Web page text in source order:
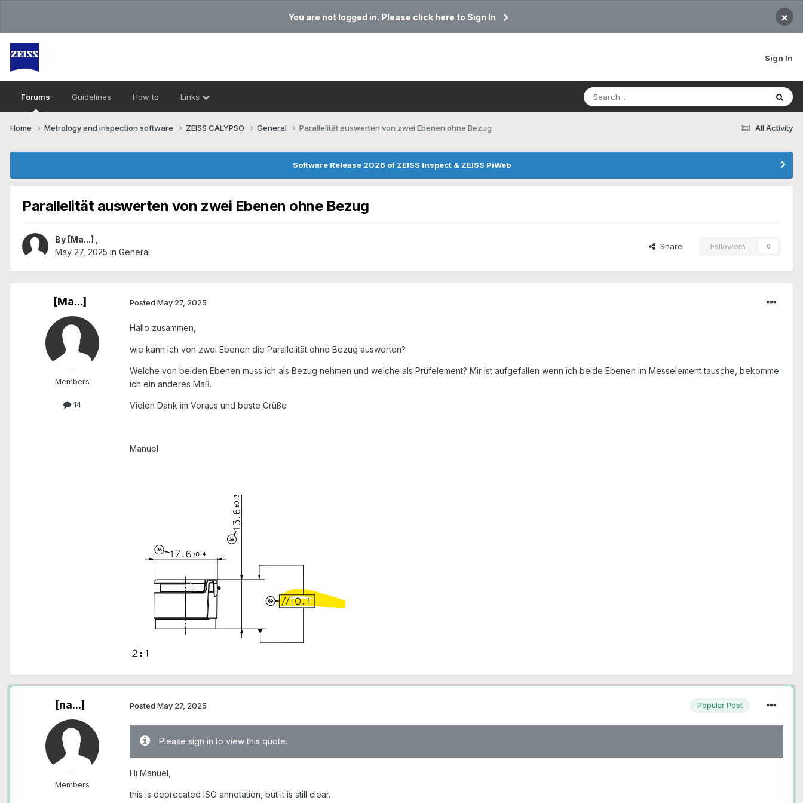
You are not logged in. Please click here to Sign In ×
Sign In
Forums Guidelines How to Links
All Activity
Home Metrology and inspection software ZEISS CALYPSO General Parallelität auswerten von zwei Ebenen ohne Bezug
Software Release 2026 of ZEISS Inspect & ZEISS PiWeb
Parallelität auswerten von zwei Ebenen ohne Bezug
By [Ma...]
May 27, 2025 in General
Share Followers 0
[Ma...]
Members
14
Posted May 27, 2025
Hallo zusammen,
wie kann ich von zwei Ebenen die Parallelität ohne Bezug auswerten?
Welche von beiden Ebenen muss ich als Bezug nehmen und welche als Prüfelement? Mir ist aufgefallen wenn ich beide Ebenen im Messelement tausche, bekomme
ich ein anderes Maß.
Vielen Dank im Voraus und beste Grüße
Manuel
[na...]
Members
Popular Post
Posted May 27, 2025
Please sign in to view this quote.
Hi Manuel,
this is deprecated ISO annotation, but it is still clear.